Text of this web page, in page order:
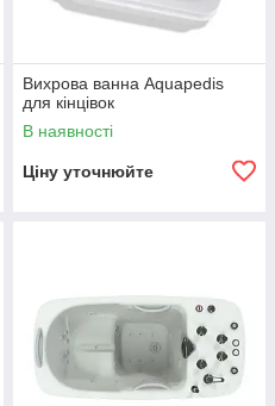
Вихрова ванна Aquapedis
для кінцівок
В наявності
Ціну уточнюйте